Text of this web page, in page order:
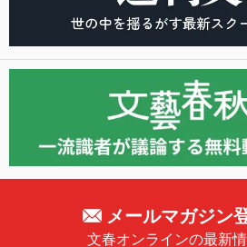
メールマガジン
文春オンラインの最新